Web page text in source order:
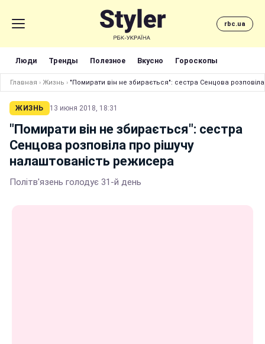
rbc.ua
Люди Тренды Полезное Вкусно Гороскопы
Главная › Жизнь › "Помирати він не збирається": сестра Сенцова
ЖИЗНЬ 13 июня 2018, 18:31
"Помирати він не збирається": сестра
Сенцова розповіла про рішучу
налаштованість режисера
Політв'язень голодує 31-й день